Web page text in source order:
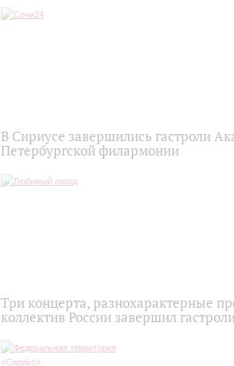
В Сириусе завершились гастроли
Петербургской филармонии
Три концерта, разнохарактерные
коллектив России завершил